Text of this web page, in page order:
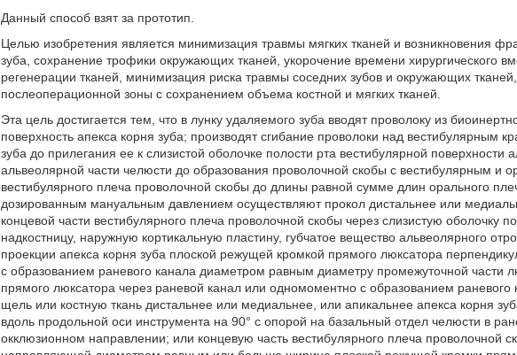
Данный способ взят за прототип.
Целью изобретения является минимизация травмы мягких тканей и возникновения
зуба, сохранение трофики окружающих тканей, укорочение времени хирургического
регенерации тканей, минимизация риска травмы соседних зубов и окружающих
послеоперационной зоны с сохранением объема костной и мягких тканей.
Эта цель достигается тем, что в лунку удаляемого зуба вводят проволоку из
поверхность апекса корня зуба; производят сгибание проволоки над вестибулярным
зуба до прилегания ее к слизистой оболочке полости рта вестибулярной поверхности
альвеолярной части челюсти до образования проволочной скобы с вестибулярным и
вестибулярного плеча проволочной скобы до длины равной сумме длин орального
дозированным мануальным давлением осуществляют прокол дистальнее или
концевой части вестибулярного плеча проволочной скобы через слизистую оболочку
надкостницу, наружную кортикальную пластину, губчатое вещество альвеолярного
проекции апекса корня зуба плоской режущей кромкой прямого люксатора
с образованием раневого канала диаметром равным диаметру промежуточной части
прямого люксатора через раневой канал или одномоментно с образованием раневого
щель или костную ткань дистальнее или медиальнее, или апикальнее апекса корня
вдоль продольной оси инструмента на 90° с опорой на базальный отдел челюсти в
окклюзионном направлении; или концевую часть вестибулярного плеча проволочной